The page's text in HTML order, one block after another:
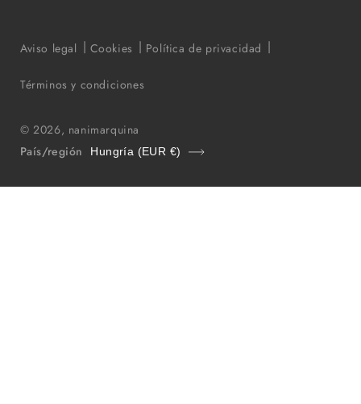
© 2026, nanimarquina
Aviso legal Cookies Política de privacidad
Términos y condiciones
País/región Hungría (EUR €)